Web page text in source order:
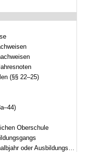
(§§ 22–25)
Oberschule
an der Beruflichen Oberschule